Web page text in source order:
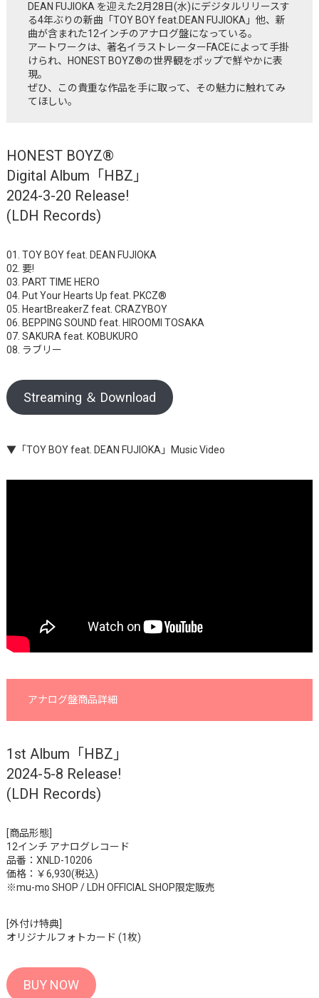
DEAN FUJIOKA を迎えた2月28日(水)にデジタルリリースす
る4年ぶりの新曲「TOY BOY feat.DEAN FUJIOKA」他、新
曲が含まれた12インチのアナログ盤になっている。
アートワークは、著名イラストレーターFACEによって手掛
けられ、HONEST BOYZ®︎の世界観をポップで鮮やかに表
現。
ぜひ、この貴重な作品を手に取って、その魅力に触れてみ
てほしい。
HONEST BOYZ®
Digital Album「HBZ」
2024-3-20 Release!
(LDH Records)
01. TOY BOY feat. DEAN FUJIOKA
02. 要!
03. PART TIME HERO
04. Put Your Hearts Up feat. PKCZ®
05. HeartBreakerZ feat. CRAZYBOY
06. BEPPING SOUND feat. HIROOMI TOSAKA
07. SAKURA feat. KOBUKURO
08. ラブリー
Streaming ＆ Download
▼「TOY BOY feat. DEAN FUJIOKA」Music Video
アナログ盤商品詳細
1st Album「HBZ」
2024-5-8 Release!
(LDH Records)
[商品形態]
12インチ アナログレコード
品番：XNLD-10206
価格：￥6,930(税込)
※mu-mo SHOP / LDH OFFICIAL SHOP限定販売
[外付け特典]
オリジナルフォトカード (1枚)
BUY NOW